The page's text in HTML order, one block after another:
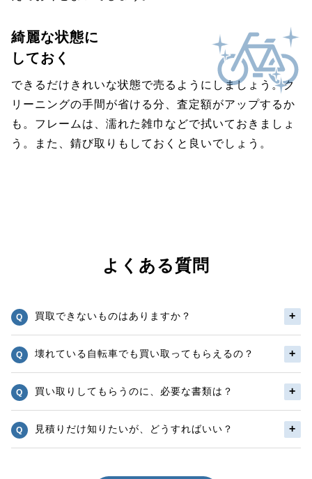
綺麗な状態に
しておく
できるだけきれいな状態で売るようにしましょう。ク
リーニングの手間が省ける分、査定額がアップするか
も。フレームは、濡れた雑巾などで拭いておきましょ
う。また、錆び取りもしておくと良いでしょう。
よくある質問
買取できないものはありますか？
壊れている自転車でも買い取ってもらえるの？
買い取りしてもらうのに、必要な書類は？
見積りだけ知りたいが、どうすればいい？